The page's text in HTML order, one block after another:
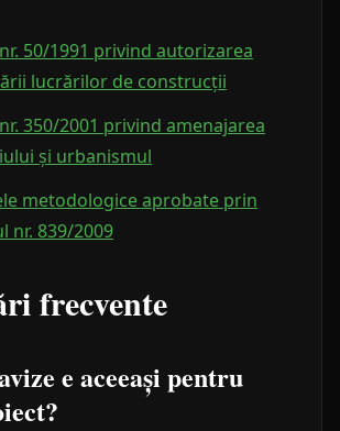
50/1991 privind autorizarea
lucrărilor de construcții
350/2001 privind amenajarea
și urbanismul
metodologice aprobate prin
nr. 839/2009
frecvente
e aceeași pentru